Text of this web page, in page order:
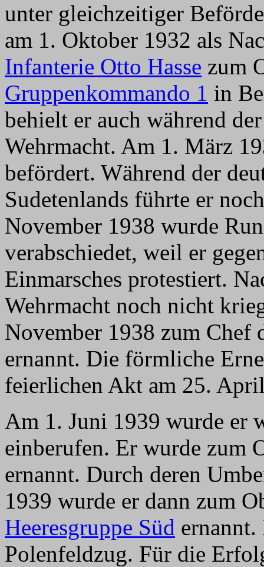
unter gleichzeitiger
am 1. Oktober 1932 als
Infanterie Otto Hasse zum
Gruppenkommando 1 in
behielt er auch während
Wehrmacht. Am 1. März
befördert. Während der
Sudetenlands führte er
November 1938 wurde
verabschiedet, weil er
Einmarsches protestiert.
Wehrmacht noch nicht
November 1938 zum Chef
ernannt. Die förmliche
feierlichen Akt am 25.
Am 1. Juni 1939 wurde er
einberufen. Er wurde zum
ernannt. Durch deren
1939 wurde er dann zum
Heeresgruppe Süd
Polenfeldzug. Für die